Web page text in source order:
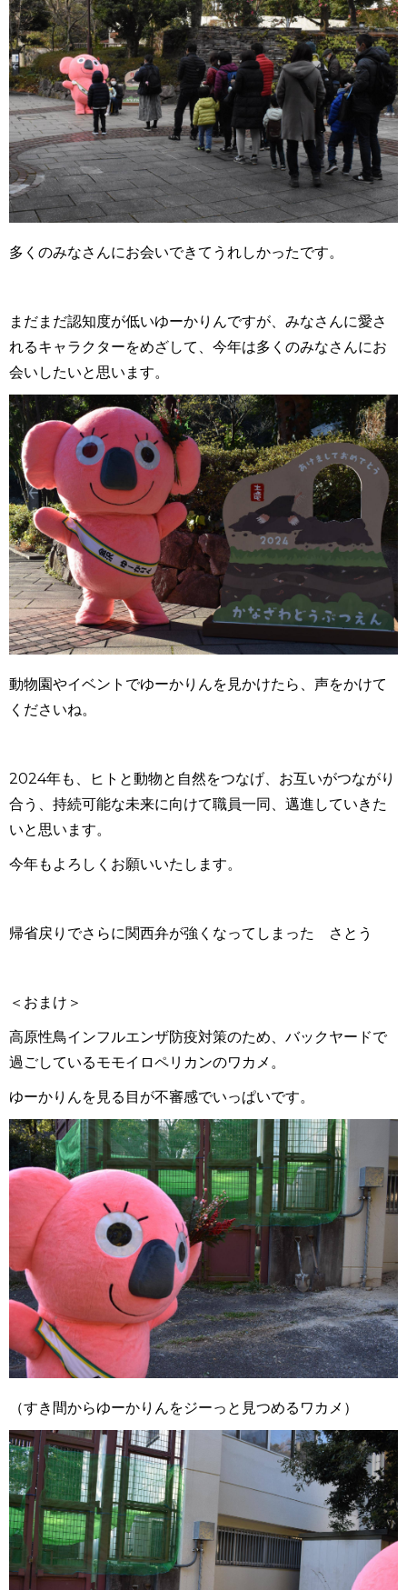
多くのみなさんにお会いできてうれしかったです。
まだまだ認知度が低いゆーかりんですが、みなさんに愛さ
れるキャラクターをめざして、今年は多くのみなさんにお
会いしたいと思います。
動物園やイベントでゆーかりんを見かけたら、声をかけて
くださいね。
2024年も、ヒトと動物と自然をつなげ、お互いがつながり
合う、持続可能な未来に向けて職員一同、邁進していきた
いと思います。
今年もよろしくお願いいたします。
帰省戻りでさらに関西弁が強くなってしまった さとう
＜おまけ＞
高原性鳥インフルエンザ防疫対策のため、バックヤードで
過ごしているモモイロペリカンのワカメ。
ゆーかりんを見る目が不審感でいっぱいです。
（すき間からゆーかりんをジーっと見つめるワカメ）